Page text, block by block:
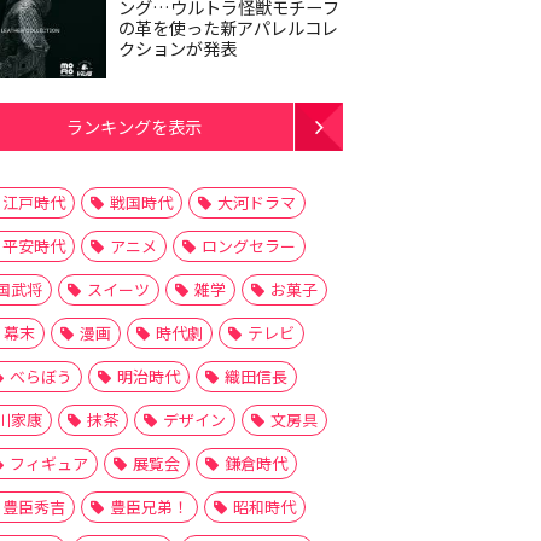
ング…ウルトラ怪獣モチーフ
の革を使った新アパレルコレ
クションが発表
ランキングを表示
江戸時代 戦国時代
大河ドラマ
平安時代
アニメ
ロングセラー
武将
スイーツ 雑学
お菓子
幕末
漫画 時代劇
テレビ
べらぼう
明治時代
織田信長
家康
抹茶 デザイン
文房具
フィギュア
展覧会
鎌倉時代
豊臣秀吉
豊臣兄弟！
昭和時代